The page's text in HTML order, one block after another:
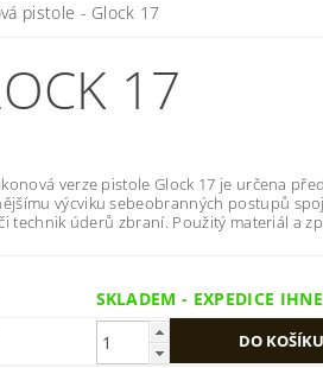
pistole - Glock 17
17
verze pistole Glock 17 je určena
výcviku sebeobranných postupů
technik úderů zbraní. Použitý materiál a
SKLADEM - EXPEDICE